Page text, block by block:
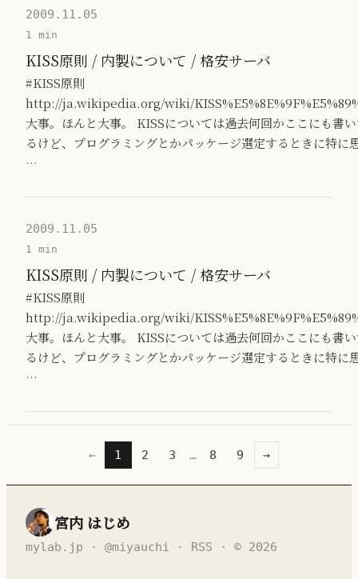
2009.11.05
1 min
KISS原則 / 内製について / 格安サーバ
#KISS原則
http://ja.wikipedia.org/wiki/
大事。ほんと大事。 KISSについては過去何回かここにも書
るけど、プログラミングとかパッケージ選定するときに特に
…
2009.11.05
1 min
KISS原則 / 内製について / 格安サーバ
#KISS原則
http://ja.wikipedia.org/wiki/
大事。ほんと大事。 KISSについては過去何回かここにも書
るけど、プログラミングとかパッケージ選定するときに特に
…
← 1 2 3 … 8 9 →
宮内 はじめ
mylab.jp · @miyauchi · RSS · © 2026